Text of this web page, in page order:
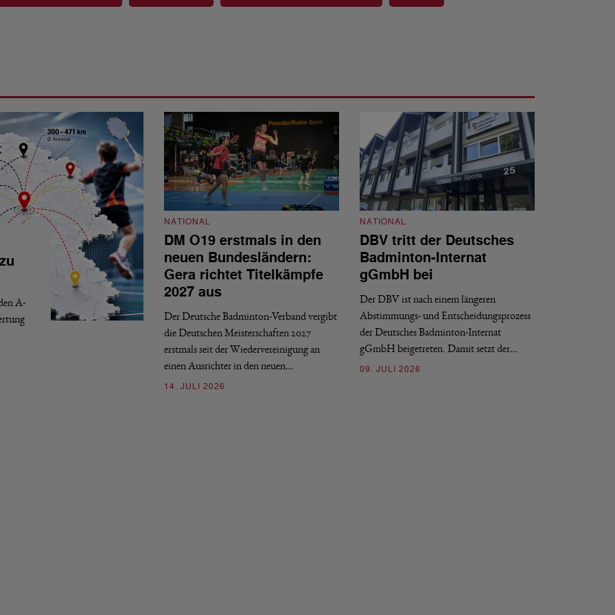
A-
NATIONAL
DM O19 erstmals in den
neuen Bundesländern:
Gera richtet Titelkämpfe
2027 aus
Der Deutsche Badminton-Verband vergibt
die Deutschen Meisterschaften 2027
erstmals seit der Wiedervereinigung an
einen Ausrichter in den neuen…
14. JULI 2026
NATIONAL
DBV tritt der Deutsches
Badminton-Internat
gGmbH bei
Der DBV ist nach einem längeren
Abstimmungs- und Entscheidungsprozess
der Deutsches Badminton-Internat
gGmbH beigetreten. Damit setzt der…
09. JULI 2026